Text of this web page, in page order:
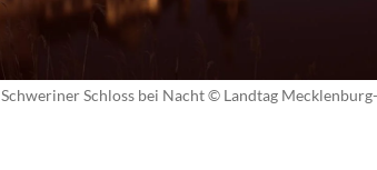
Schweriner Schloss bei Nacht © Landtag